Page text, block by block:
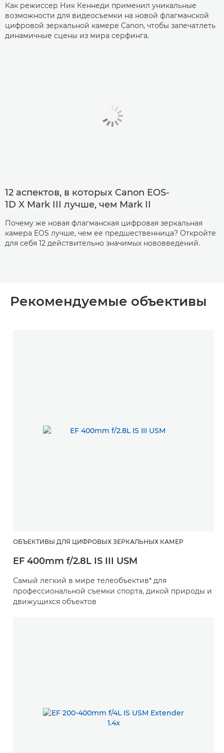
Как режиссер Ник Кеннеди применил уникальные
возможности для видеосъемки на новой флагманской
цифровой зеркальной камере Canon, чтобы запечатлеть
динамичные сцены из мира серфинга.
12 аспектов, в которых Canon EOS-
1D X Mark III лучше, чем Mark II
Почему же новая флагманская цифровая зеркальная
камера EOS лучше, чем ее предшественница? Откройте
для себя 12 действительно значимых нововведений.
Рекомендуемые объективы
ОБЪЕКТИВЫ ДЛЯ ЦИФРОВЫХ ЗЕРКАЛЬНЫХ КАМЕР
EF 400mm f/2.8L IS III USM
Самый легкий в мире телеобъектив* для
профессиональной съемки спорта, дикой природы и
движущихся объектов